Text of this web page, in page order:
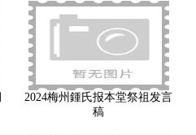
2024梅州鍾氏报本堂祭祖发言
稿